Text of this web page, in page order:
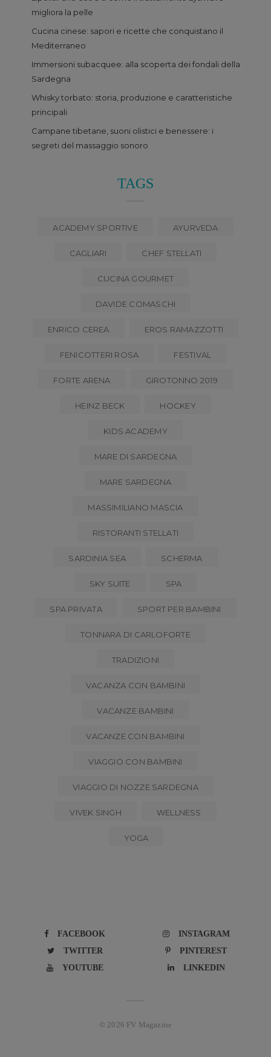
migliora la pelle
Cucina cinese: sapori e ricette che conquistano il
Mediterraneo
Immersioni subacquee: alla scoperta dei fondali della
Sardegna
Whisky torbato: storia, produzione e caratteristiche
principali
Campane tibetane, suoni olistici e benessere: i
segreti del massaggio sonoro
TAGS
ACADEMY SPORTIVE AYURVEDA
CAGLIARI CHEF STELLATI
CUCINA GOURMET
DAVIDE COMASCHI
ENRICO CEREA EROS RAMAZZOTTI
FENICOTTERI ROSA FESTIVAL
FORTE ARENA GIROTONNO 2019
HEINZ BECK HOCKEY
KIDS ACADEMY
MARE DI SARDEGNA
MARE SARDEGNA
MASSIMILIANO MASCIA
RISTORANTI STELLATI
SARDINIA SEA SCHERMA
SKY SUITE SPA
SPA PRIVATA SPORT PER BAMBINI
TONNARA DI CARLOFORTE
TRADIZIONI
VACANZA CON BAMBINI
VACANZE BAMBINI
VACANZE CON BAMBINI
VIAGGIO CON BAMBINI
VIAGGIO DI NOZZE SARDEGNA
VIVEK SINGH WELLNESS
YOGA
FACEBOOK
INSTAGRAM
TWITTER
PINTEREST
YOUTUBE
LINKEDIN
© 2026 FV Magazine